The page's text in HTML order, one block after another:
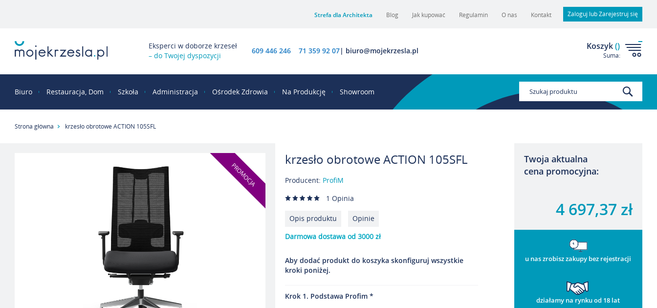
Strefa dla Architekta Blog Jak kupować Regulamin O nas Kontakt Zaloguj lub Zarejestruj się
Eksperci w doborze krzeseł
– do Twojej dyspozycji
609 446 246 71 359 92 07| biuro@mojekrzesla.pl Koszyk()
Suma:
Biuro Restauracja, Dom Szkoła Administracja Ośrodek Zdrowia Na Produkcję Showroom
Strona główna krzesło obrotowe ACTION 105SFL
PROMOCJA
krzesło obrotowe ACTION 105SFL
Producent: ProfiM
Średnia ocena:
1 Opinia
Opis produktu
Opinie
Darmowa dostawa od 3000 zł
Aby dodać produkt do koszyka skonfiguruj wszystkie
kroki poniżej.
Krok 1. Podstawa Profim
Twoja aktualna
cena promocyjna:
4 697,37 zł
u nas zrobisz zakupy bez rejestracji
działamy na rynku od 18 lat